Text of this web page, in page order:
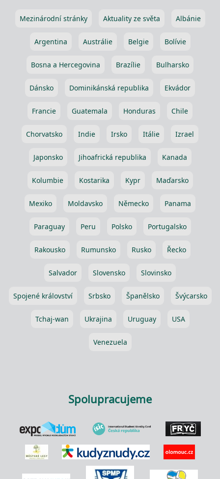
Mezinárodní stránky Aktuality ze světa Albánie
Argentina Austrálie Belgie Bolívie
Bosna a Hercegovina Brazílie Bulharsko
Dánsko Dominikánská republika Ekvádor
Francie Guatemala Honduras Chile
Chorvatsko Indie Irsko Itálie Izrael
Japonsko Jihoafrická republika Kanada
Kolumbie Kostarika Kypr Maďarsko
Mexiko Moldavsko Německo Panama
Paraguay Peru Polsko Portugalsko
Rakousko Rumunsko Rusko Řecko
Salvador Slovensko Slovinsko
Spojené království Srbsko Španělsko Švýcarsko
Tchaj-wan Ukrajina Uruguay USA
Venezuela
Spolupracujeme